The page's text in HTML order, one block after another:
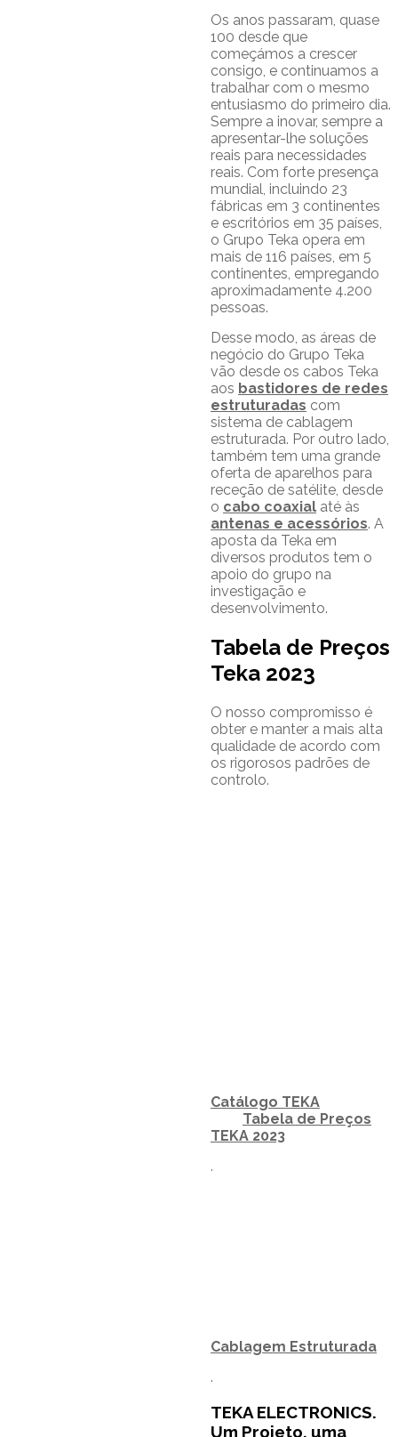
Os anos passaram, quase
100 desde que
começámos a crescer
consigo, e continuamos a
trabalhar com o mesmo
entusiasmo do primeiro dia.
Sempre a inovar, sempre a
apresentar-lhe soluções
reais para necessidades
reais. Com forte presença
mundial, incluindo 23
fábricas em 3 continentes
e escritórios em 35 países,
o Grupo Teka opera em
mais de 116 países, em 5
continentes, empregando
aproximadamente 4.200
pessoas.
Desse modo, as áreas de
negócio do Grupo Teka
vão desde os cabos Teka
aos bastidores de redes
estruturadas com
sistema de cablagem
estruturada. Por outro lado,
também tem uma grande
oferta de aparelhos para
receção de satélite, desde
o cabo coaxialaté às
antenas e acessórios. A
aposta da Teka em
diversos produtos tem o
apoio do grupo na
investigação e
desenvolvimento.
Tabela de Preços
Teka 2023
O nosso compromisso é
obter e manter a mais alta
qualidade de acordo com
os rigorosos padrões de
controlo.
Catálogo TEKA
Tabela de Preços
TEKA 2023
.
Cablagem Estruturada
.
TEKA ELECTRONICS.
Um Projeto, uma